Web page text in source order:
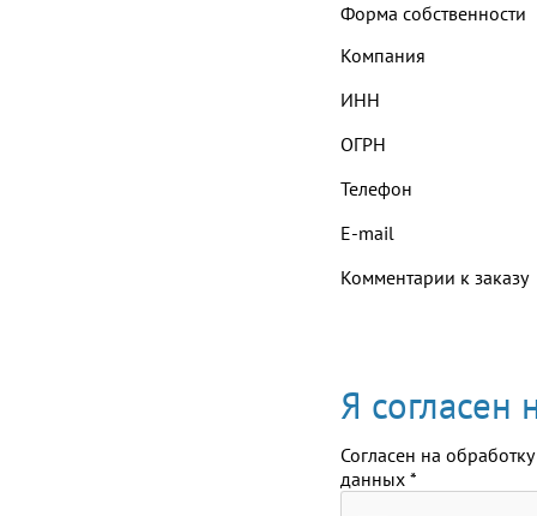
Форма собственности
Компания
ИНН
ОГРН
Телефон
E-mail
Комментарии к заказу
Я согласен
Согласен на обработку
данных *